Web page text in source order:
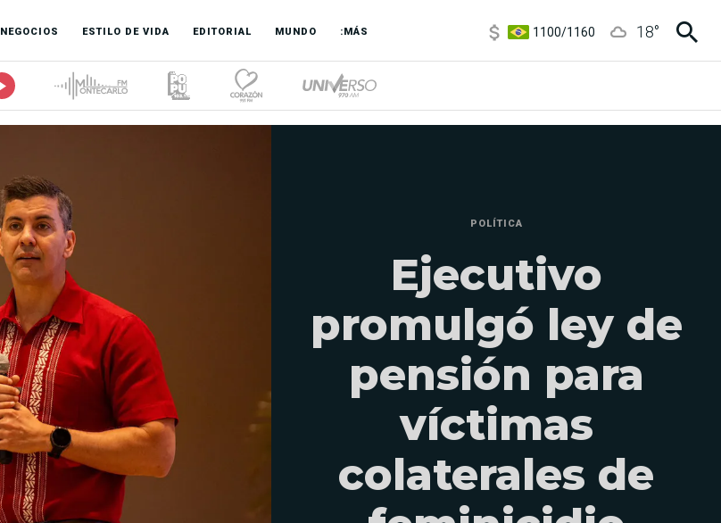
NEGOCIOS ESTILO DE VIDA EDITORIAL MUNDO :MÁS
3,8/4
6850/7200
18°
POLÍTICA
Ejecutivo
promulgó ley de
pensión para
víctimas
colaterales de